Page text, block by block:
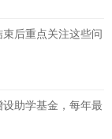
后重点关注这些问
助学基金，每年最